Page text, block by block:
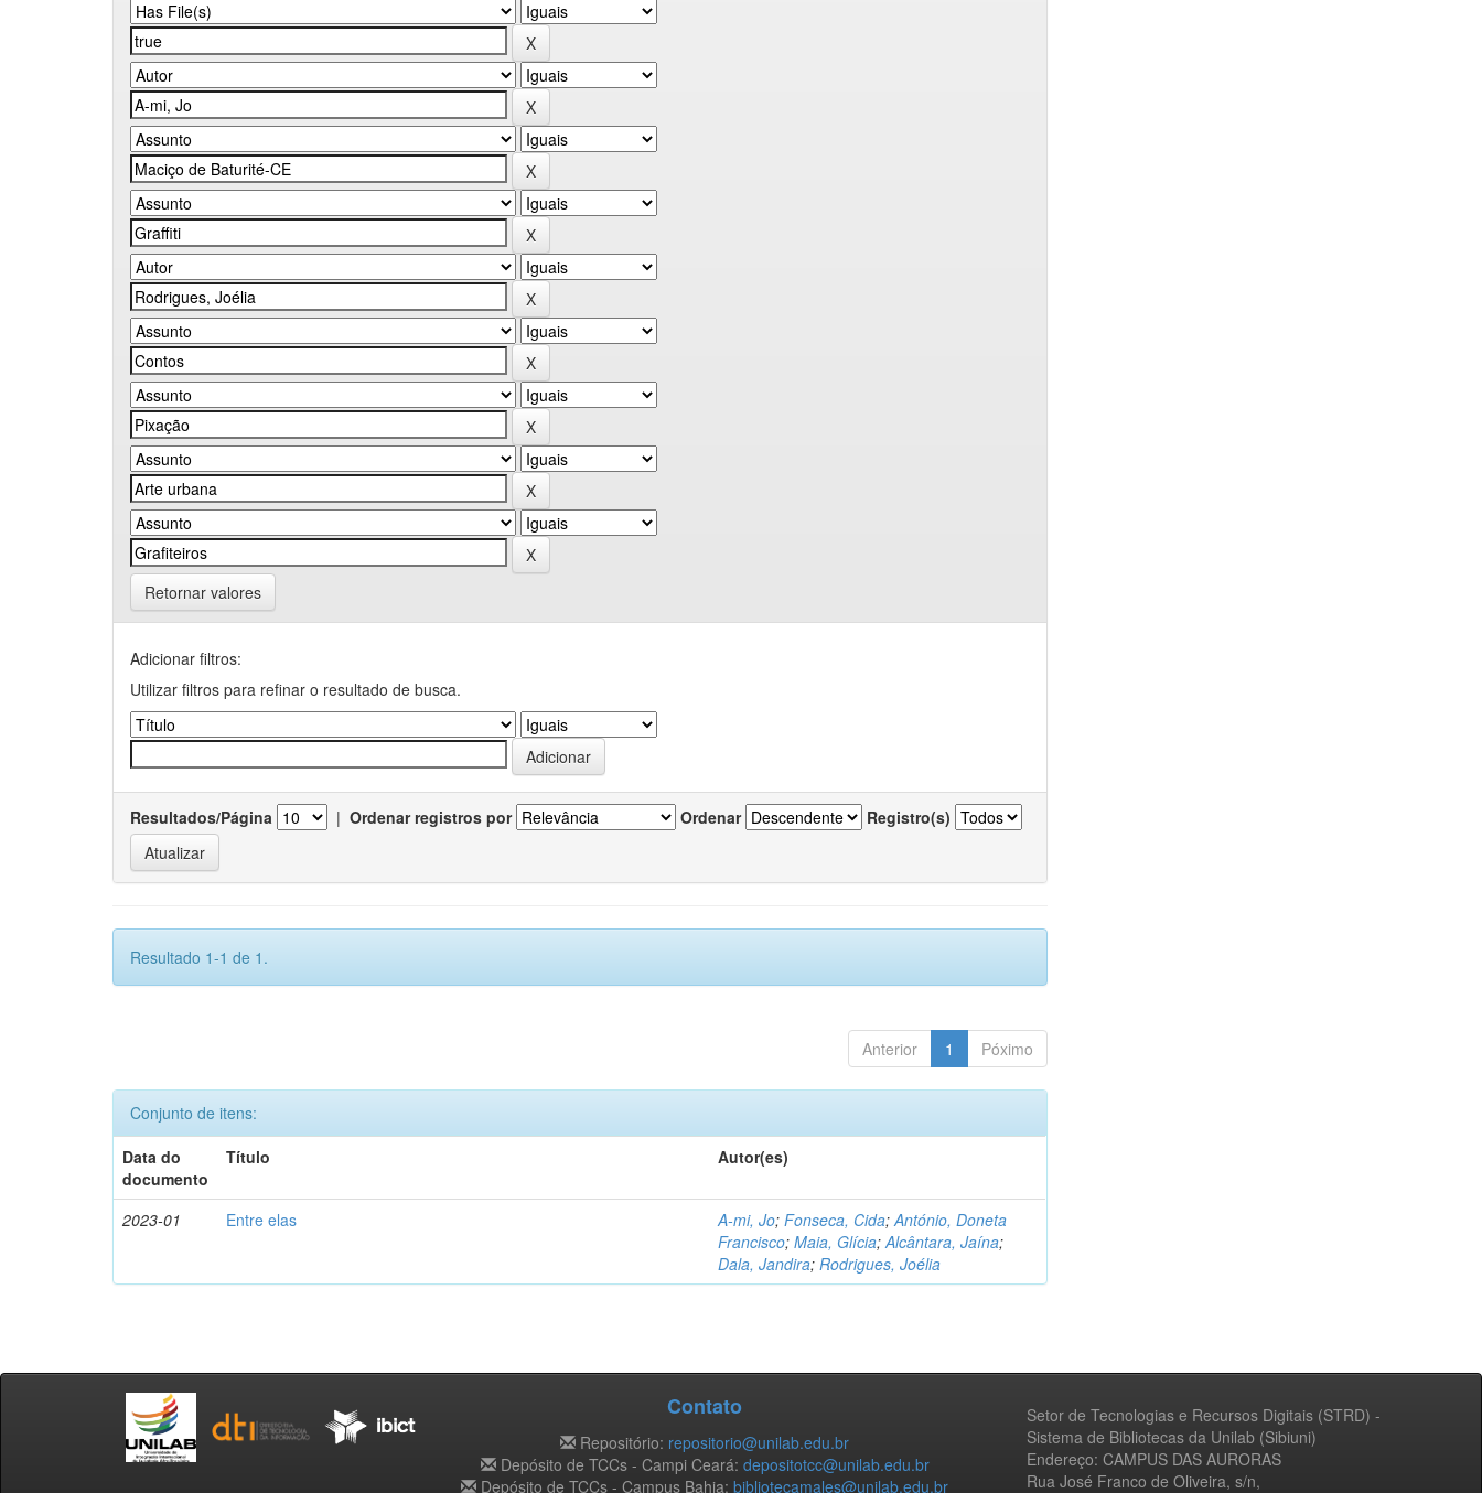
Retornar valores
Adicionar filtros:
Utilizar filtros para refinar o resultado de busca.
Resultados/Página | Ordenar registros por Ordenar Registro(s)
Resultado 1-1 de 1.
Anterior 1 Póximo
Conjunto de itens:
Data do
documento
Título Autor(es)
2023-01 Entre elas A-mi, Jo;Fonseca, Cida;António, Doneta
Francisco;Maia, Glícia;Alcântara, Jaína;
Dala, Jandira;Rodrigues, Joélia
Setor de Tecnologias e Recursos Digitais (STRD) -
Sistema de Bibliotecas da Unilab (Sibiuni)
Endereço: CAMPUS DAS AURORAS
Rua José Franco de Oliveira, s/n,
Contato
Repositório: repositorio@unilab.edu.br
Depósito de TCCs - Campi Ceará: depositotcc@unilab.edu.br
Depósito de TCCs - Campus Bahia: bibliotecamales@unilab.edu.br